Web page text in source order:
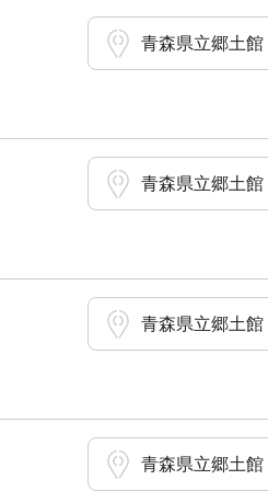
青森県立郷土館
青森県立郷土館
青森県立郷土館
青森県立郷土館